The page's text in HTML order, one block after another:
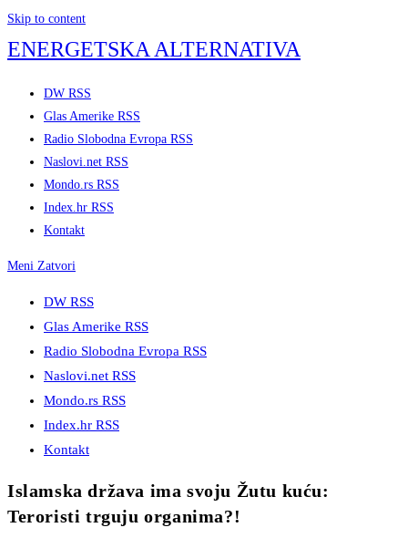
Skip to content
ENERGETSKA ALTERNATIVA
DW RSS
Glas Amerike RSS
Radio Slobodna Evropa RSS
Naslovi.net RSS
Mondo.rs RSS
Index.hr RSS
Kontakt
Meni Zatvori
DW RSS
Glas Amerike RSS
Radio Slobodna Evropa RSS
Naslovi.net RSS
Mondo.rs RSS
Index.hr RSS
Kontakt
Islamska država ima svoju Žutu kuću:
Teroristi trguju organima?!